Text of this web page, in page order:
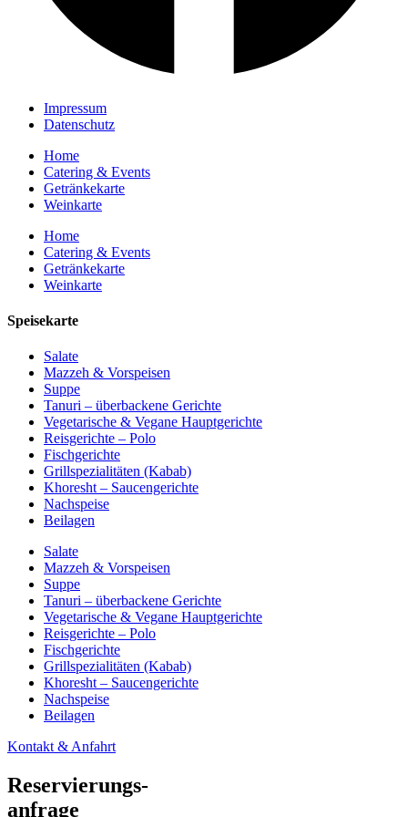
Impressum
Datenschutz
Home
Catering & Events
Getränkekarte
Weinkarte
Home
Catering & Events
Getränkekarte
Weinkarte
Speisekarte
Salate
Mazzeh & Vorspeisen
Suppe
Tanuri – überbackene Gerichte
Vegetarische & Vegane Hauptgerichte
Reisgerichte – Polo
Fischgerichte
Grillspezialitäten (Kabab)
Khoresht – Saucengerichte
Nachspeise
Beilagen
Salate
Mazzeh & Vorspeisen
Suppe
Tanuri – überbackene Gerichte
Vegetarische & Vegane Hauptgerichte
Reisgerichte – Polo
Fischgerichte
Grillspezialitäten (Kabab)
Khoresht – Saucengerichte
Nachspeise
Beilagen
Kontakt & Anfahrt
Reservierungs-
anfrage